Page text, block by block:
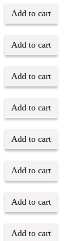
Add to cart
Add to cart
Add to cart
Add to cart
Add to cart
Add to cart
Add to cart
Add to cart